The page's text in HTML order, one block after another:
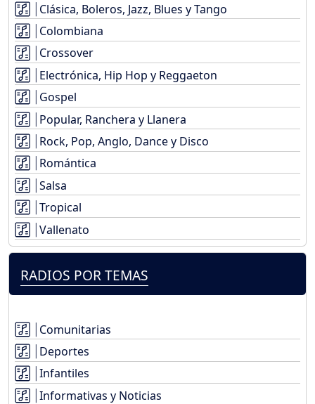
Clásica, Boleros, Jazz, Blues y Tango
Colombiana
Crossover
Electrónica, Hip Hop y Reggaeton
Gospel
Popular, Ranchera y Llanera
Rock, Pop, Anglo, Dance y Disco
Romántica
Salsa
Tropical
Vallenato
RADIOS POR TEMAS
Comunitarias
Deportes
Infantiles
Informativas y Noticias